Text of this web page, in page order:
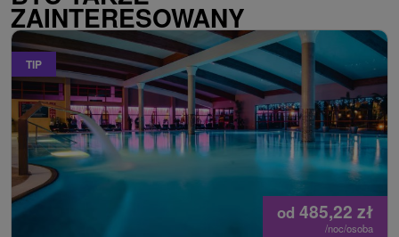
ZAINTERESOWANY
TIP
od 485,22 zł
/noc/osoba